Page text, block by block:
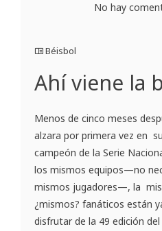
No hay
Béisbol
Ahí viene la
Menos de cinco meses
alzara por primera vez en
campeón de la Serie
los mismos equipos—no
mismos jugadores—, la
¿mismos? fanáticos
disfrutar de la 49 edición